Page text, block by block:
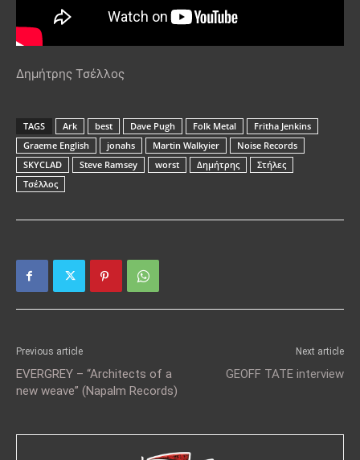
Δημήτρης Τσέλλος
TAGS Ark best Dave Pugh Folk Metal
Fritha Jenkins
Graeme English
jonahs Martin Walkyier
Noise Records
SKYCLAD
Steve Ramsey worst Δημήτρης
Στήλες
Τσέλλος
Previous article
EVERGREY – “Architects of a
new weave” (Napalm Records)
Next article
GEOFF TATE interview